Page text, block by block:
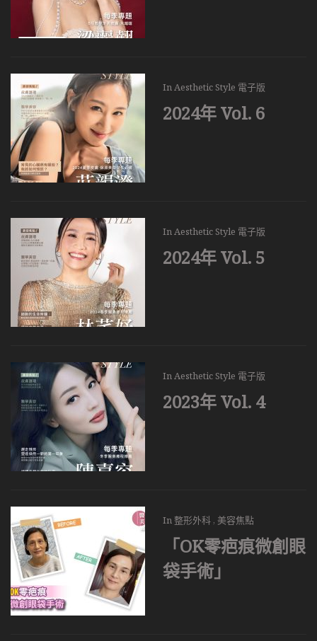
InAesthetic Style 電子版
2024年 Vol. 6
InAesthetic Style 電子版
2024年 Vol. 5
InAesthetic Style 電子版
2023年 Vol. 4
In 整形外科 , 美容焦點
「OK零疤痕微創眼
袋手術」